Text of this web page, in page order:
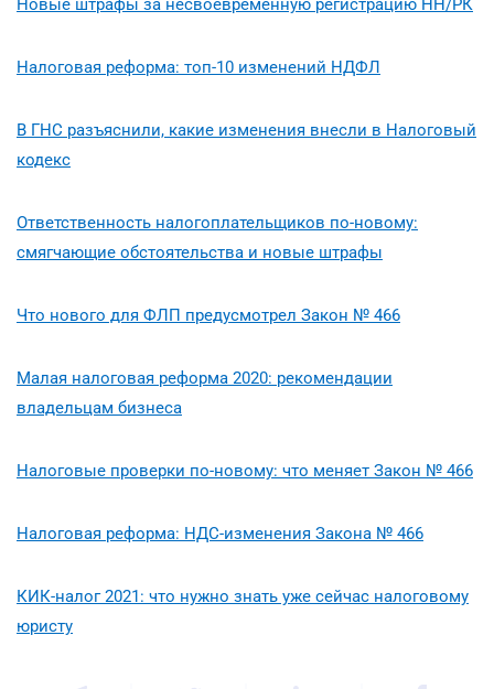
Новые штрафы за несвоевременную регистрацию НН/РК
Налоговая реформа: топ-10 изменений НДФЛ
В ГНС разъяснили, какие изменения внесли в Налоговый
кодекс
Ответственность налогоплательщиков по-новому:
смягчающие обстоятельства и новые штрафы
Что нового для ФЛП предусмотрел Закон № 466
Малая налоговая реформа 2020: рекомендации
владельцам бизнеса
Налоговые проверки по-новому: что меняет Закон № 466
Налоговая реформа: НДС-изменения Закона № 466
КИК-налог 2021: что нужно знать уже сейчас налоговому
юристу